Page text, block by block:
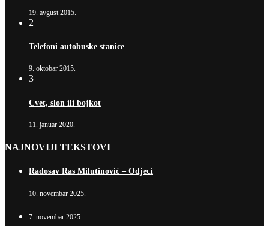
19. avgust 2015.
2
Telefoni autobuske stanice
9. oktobar 2015.
3
Cvet, slon ili bojkot
11. januar 2020.
NAJNOVIJI TEKSTOVI
Radosav Ras Milutinović – Odjeci
10. novembar 2025.
7. novembar 2025.